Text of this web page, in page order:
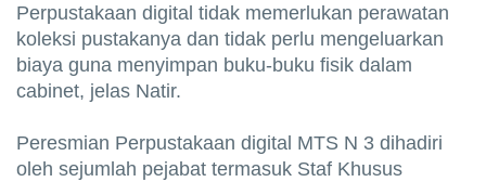
Perpustakaan digital tidak memerlukan perawatan
koleksi pustakanya dan tidak perlu mengeluarkan
biaya guna menyimpan buku-buku fisik dalam
cabinet, jelas Natir.
Peresmian Perpustakaan digital MTS N 3 dihadiri
oleh sejumlah pejabat termasuk Staf Khusus